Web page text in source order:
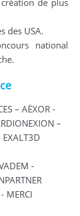
des USA.
national
– AËXOR -
–
EXALT3D
-
MERCI